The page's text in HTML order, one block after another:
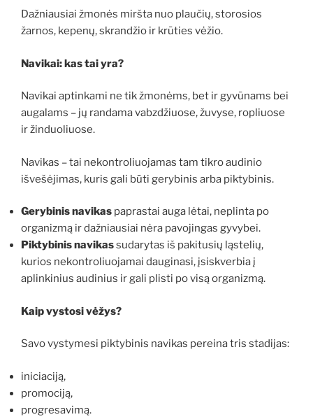
Dažniausiai žmonės miršta nuo plaučių, storosios
žarnos, kepenų, skrandžio ir krūties vėžio.
Navikai: kas tai yra?
Navikai aptinkami ne tik žmonėms, bet ir gyvūnams bei
augalams – jų randama vabzdžiuose, žuvyse, ropliuose
ir žinduoliuose.
Navikas – tai nekontroliuojamas tam tikro audinio
išvešėjimas, kuris gali būti gerybinis arba piktybinis.
Gerybinis navikas paprastai auga lėtai, neplinta po
organizmą ir dažniausiai nėra pavojingas gyvybei.
Piktybinis navikassudarytas iš pakitusių ląstelių,
kurios nekontroliuojamai dauginasi, įsiskverbia į
aplinkinius audinius ir gali plisti po visą organizmą.
Kaip vystosi vėžys?
Savo vystymesi piktybinis navikas pereina tris stadijas:
iniciaciją,
promociją,
progresavimą.